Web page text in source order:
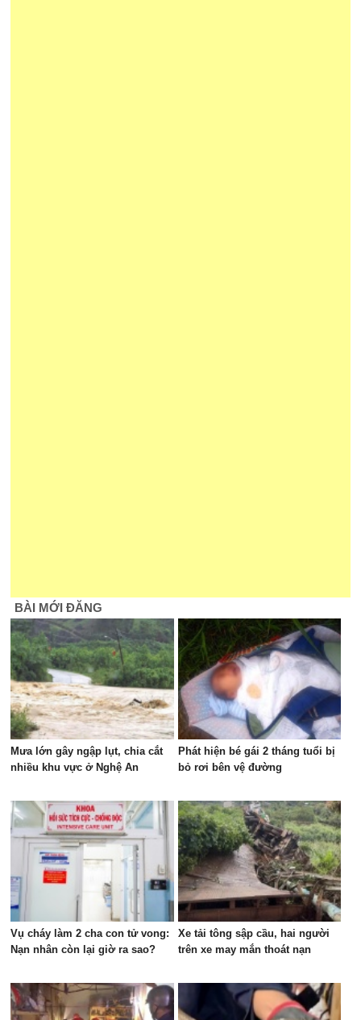
BÀI MỚI ĐĂNG
Mưa lớn gây ngập lụt, chia cắt
nhiều khu vực ở Nghệ An
Phát hiện bé gái 2 tháng tuổi bị
bỏ rơi bên vệ đường
Vụ cháy làm 2 cha con tử vong:
Nạn nhân còn lại giờ ra sao?
Xe tải tông sập cầu, hai người
trên xe may mắn thoát nạn